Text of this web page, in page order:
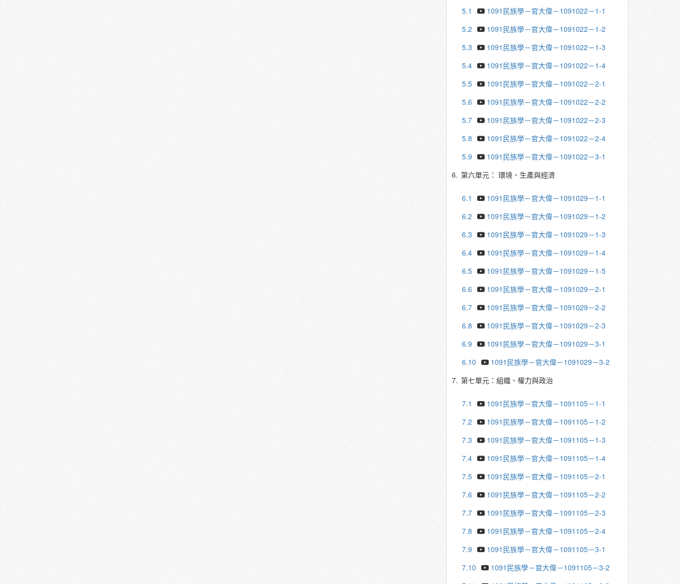
5.1
1091民族學－官大偉－1091022－1-1
5.2
1091民族學－官大偉－1091022－1-2
5.3
1091民族學－官大偉－1091022－1-3
5.4
1091民族學－官大偉－1091022－1-4
5.5
1091民族學－官大偉－1091022－2-1
5.6
1091民族學－官大偉－1091022－2-2
5.7
1091民族學－官大偉－1091022－2-3
5.8
1091民族學－官大偉－1091022－2-4
5.9
1091民族學－官大偉－1091022－3-1
6. 第六單元： 環境、生產與經濟
6.1
1091民族學－官大偉－1091029－1-1
6.2
1091民族學－官大偉－1091029－1-2
6.3
1091民族學－官大偉－1091029－1-3
6.4
1091民族學－官大偉－1091029－1-4
6.5
1091民族學－官大偉－1091029－1-5
6.6
1091民族學－官大偉－1091029－2-1
6.7
1091民族學－官大偉－1091029－2-2
6.8
1091民族學－官大偉－1091029－2-3
6.9
1091民族學－官大偉－1091029－3-1
6.10
1091民族學－官大偉－1091029－3-2
7. 第七單元：組織、權力與政治
7.1
1091民族學－官大偉－1091105－1-1
7.2
1091民族學－官大偉－1091105－1-2
7.3
1091民族學－官大偉－1091105－1-3
7.4
1091民族學－官大偉－1091105－1-4
7.5
1091民族學－官大偉－1091105－2-1
7.6
1091民族學－官大偉－1091105－2-2
7.7
1091民族學－官大偉－1091105－2-3
7.8
1091民族學－官大偉－1091105－2-4
7.9
1091民族學－官大偉－1091105－3-1
7.10
1091民族學－官大偉－1091105－3-2